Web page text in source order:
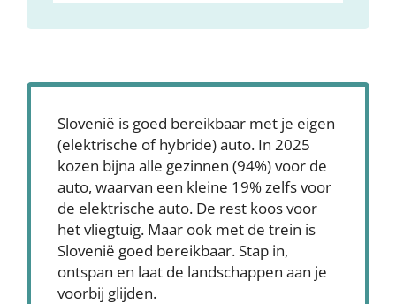
Slovenië is goed bereikbaar met je eigen
(elektrische of hybride) auto. In 2025
kozen bijna alle gezinnen (94%) voor de
auto, waarvan een kleine 19% zelfs voor
de elektrische auto. De rest koos voor
het vliegtuig. Maar ook met de trein is
Slovenië goed bereikbaar. Stap in,
ontspan en laat de landschappen aan je
voorbij glijden.